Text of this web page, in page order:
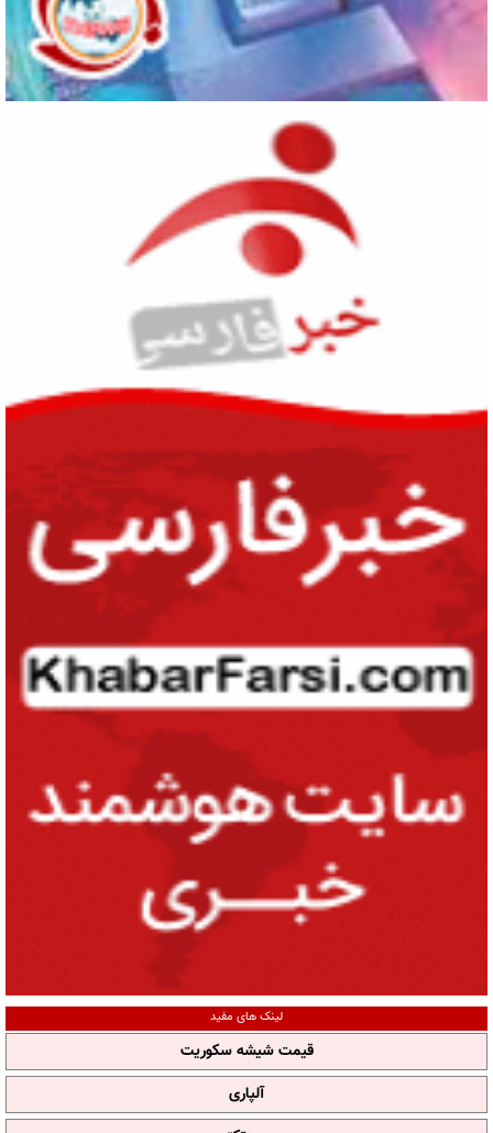
لینک های مفید
قیمت شیشه سکوریت
آلپاری